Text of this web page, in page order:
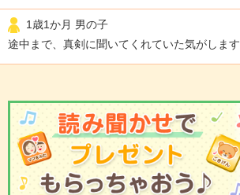
1歳1か月 男の子
途中まで、真剣に聞いてくれていた気がします